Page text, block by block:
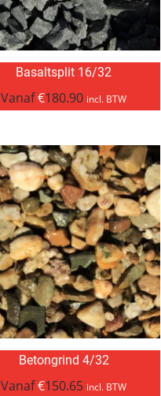
Basaltsplit 16/32
Vanaf€180.90 incl. BTW
Betongrind 4/32
Vanaf€150.65 incl. BTW